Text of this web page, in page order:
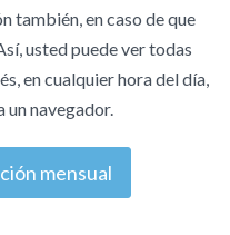
también, en caso de que
usted puede ver todas
en cualquier hora del día,
un navegador.
mensual